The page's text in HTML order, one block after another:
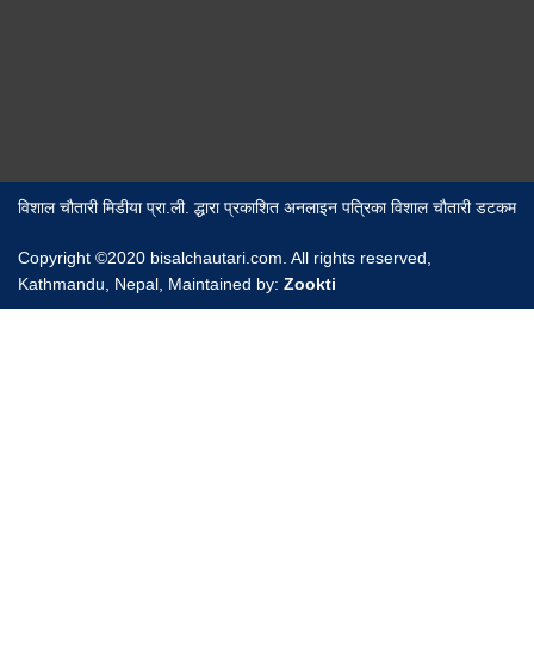
विशाल चौतारी मिडीया प्रा.ली. द्धारा प्रकाशित अनलाइन पत्रिका विशाल चौतारी डटकम
Copyright ©2020 bisalchautari.com. All rights reserved,
Kathmandu, Nepal, Maintained by: Zookti